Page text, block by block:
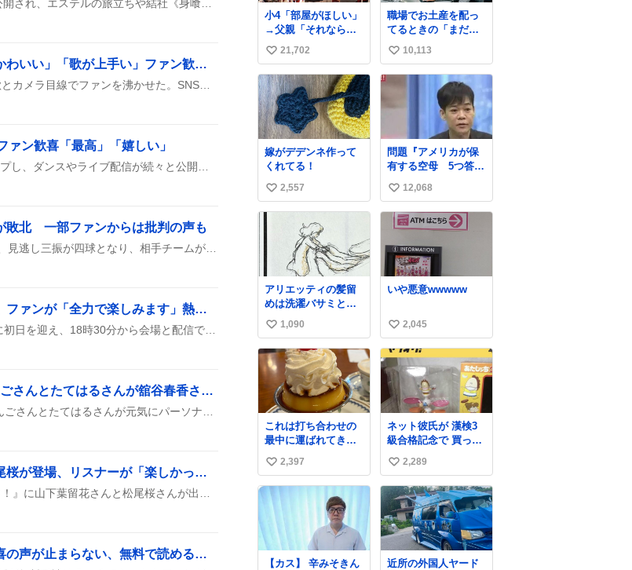
櫻井もも、ハマダ歌謡祭で登場！「かわいい」「歌が上手い」ファン歓喜の声が広がる
ァン歓喜「最高」「嬉しい」
敗北 一部ファンからは批判の声も
「夢のポップスター公演」初日開幕、ファンが「全力で楽しみます」熱狂的な反応
『Tresen Friday』本日放送、じゅんごさんとたてはるさんが舘谷春香さんゲストと盛り上げる
「ほっとひといき」山下葉留花＆松尾桜が登場、リスナーが「楽しかった」「面白い」と歓喜
超かぐやメシ！連載開始、ファン歓喜の声が止まらない、無料で読める日常グルメ漫画が登場
小4「部屋がほしい」
→父親「それなら
『ナイトスクープ』
に言え！無理やろけ
どな…」
oricon.co.jp/news/2
472553/f… ⠀ 「父の
部屋を奪いたい」小
学4年生と妹が登場。
自宅の2階には部屋が
4つあるのに、父が2
部屋使い、姉妹は1部
屋。文句を言うと
「ナイトスクープに
改造してもらえ！無
理やろけどな」と
い
い
ね
数
21,702
職場でお土産を配っ
てるときの「まだ気
づいてませんよ」的
な演技が毎回シンド
い。
い
い
数
10,113
嫁がデデンネ作って
くれてる！
い
い
2,557
問題『アメリカが保
有する空母 5つ答え
よ』 名倉「ホンマご
めん、日本」
い
い
ね
数
12,068
アリエッティの髪留
めは洗濯バサミと記
述されることが多い
ですが、もっと小さ
いプラスチックのク
リップです。 バネは
使いやすいように強
度を調整してあるは
ず。
い
い
ね
数
1,090
いや悪意wwwww
い
い
ね
数
2,045
これは打ち合わせの
最中に運ばれてきて
私の理性を根こそぎ
奪い去ったプリンの
写真です。
い
い
ね
数
2,397
ネット彼氏が 漢検3
級合格記念で 買って
くれた.ᐟ.ᐟ🩵
い
い
ね
数
2,289
【カス】 辛みそきん
近所の外国人ヤード